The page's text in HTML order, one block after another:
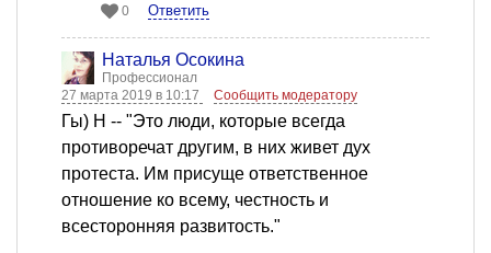
0 Ответить
Наталья Осокина
Профессионал
27 марта 2019 в 10:17
Сообщить модератору
Гы) Н -- "Это люди, которые всегда
противоречат другим, в них живет дух
протеста. Им присуще ответственное
отношение ко всему, честность и
всесторонняя развитость."